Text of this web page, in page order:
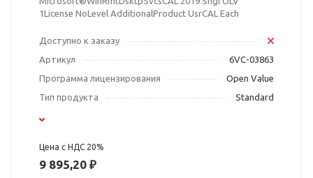
1License NoLevel AdditionalProduct UsrCAL Each
Доступно к заказу
Артикул
6VC-03863
Программа лицензирования
Open Value
Тип продукта
Standard
Цена с НДС 20%
9 895,20 ₽